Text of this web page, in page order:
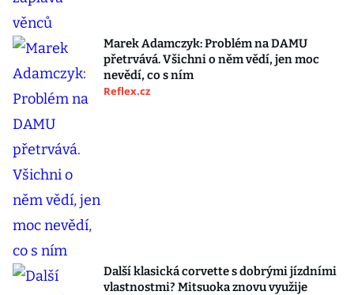
Marek Adamczyk: Problém na DAMU
přetrvává. Všichni o něm vědí, jen moc
nevědí, co s ním
Reflex.cz
Další klasická corvette s dobrými jízdními
vlastnostmi? Mitsuoka znovu využije